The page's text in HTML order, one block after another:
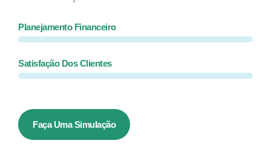
Planejamento Financeiro
Satisfação Dos Clientes
Faça Uma Simulação